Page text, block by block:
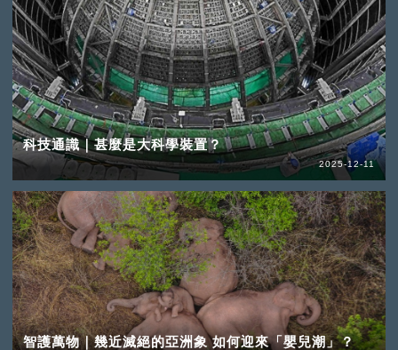
科技通識｜甚麼是大科學裝置？
2025-12-11
智護萬物｜幾近滅絕的亞洲象 如何迎來「嬰兒潮」？